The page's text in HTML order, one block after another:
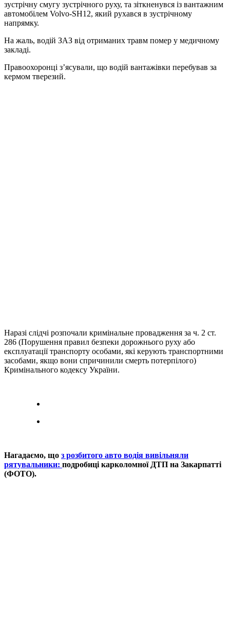
зустрічну смугу зустрічного руху, та зіткненувся із вантажним
автомобілем Volvo-SH12, який рухався в зустрічному
напрямку.
На жаль, водій ЗАЗ від отриманих травм помер у медичному
закладі.
Правоохоронці з’ясували, що водій вантажівки перебував за
кермом тверезий.
Наразі слідчі розпочали кримінальне провадження за ч. 2 ст.
286 (Порушення правил безпеки дорожнього руху або
експлуатації транспорту особами, які керують транспортними
засобами, якщо вони спричинили смерть потерпілого)
Кримінального кодексу України.
Нагадаємо, що з розбитого авто водія вивільняли
рятувальники: подробиці карколомної ДТП на Закарпатті
(ФОТО).